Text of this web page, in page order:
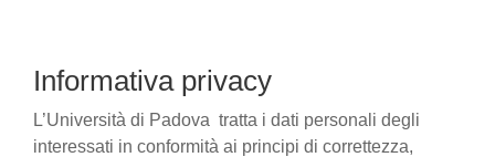
Informativa privacy
L’Università di Padova tratta i dati personali degli
interessati in conformità ai principi di correttezza,